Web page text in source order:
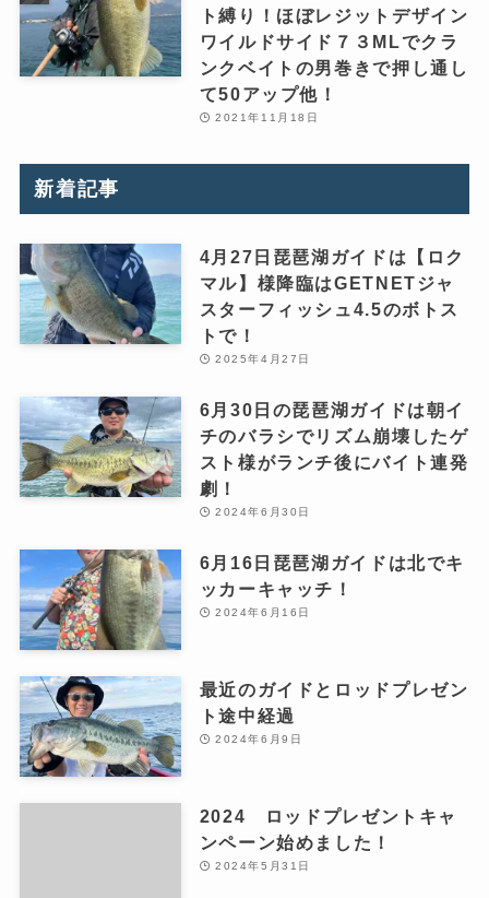
ト縛り！ほぼレジットデザイン
ワイルドサイド７３MLでクラ
ンクベイトの男巻きで押し通し
て50アップ他！
2021年11月18日
新着記事
4月27日琵琶湖ガイドは【ロク
マル】様降臨はGETNETジャ
スターフィッシュ4.5のボトス
トで！
2025年4月27日
6月30日の琵琶湖ガイドは朝イ
チのバラシでリズム崩壊したゲ
スト様がランチ後にバイト連発
劇！
2024年6月30日
6月16日琵琶湖ガイドは北でキ
ッカーキャッチ！
2024年6月16日
最近のガイドとロッドプレゼン
ト途中経過
2024年6月9日
2024 ロッドプレゼントキャ
ンペーン始めました！
2024年5月31日